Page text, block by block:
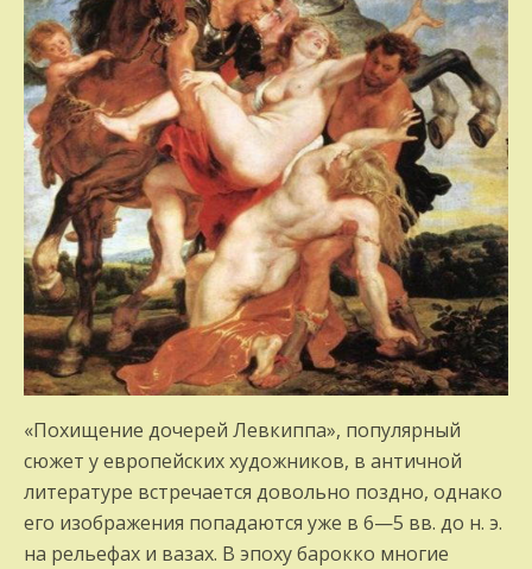
«Похищение дочерей Левкиппа», популярный
сюжет у европейских художников, в античной
литературе встречается довольно поздно, однако
его изображения попадаются уже в 6—5 вв. до н. э.
на рельефах и вазах. В эпоху барокко многие